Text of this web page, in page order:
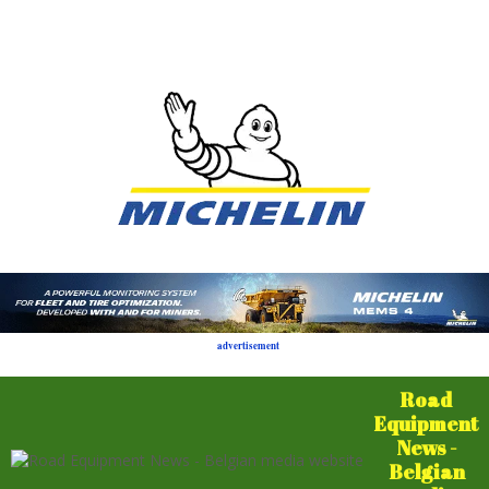
advertisement
Road
Equipment
News -
Belgian